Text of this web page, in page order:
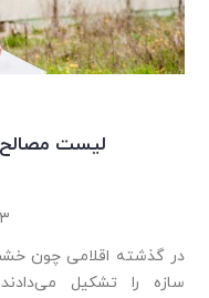
لیست مصالح
۳ شهریور ۱۴۰۱
در گذشته اقلامی چون
سازه را تشکیل